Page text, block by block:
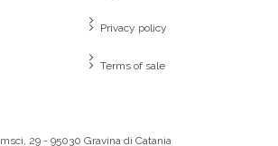
Privacy policy
Terms of sale
29 - 95030 Gravina di Catania